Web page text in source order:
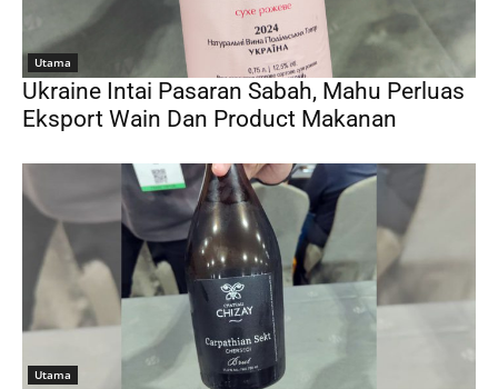
Utama
Ukraine Intai Pasaran Sabah, Mahu Perluas
Eksport Wain Dan Product Makanan
Utama